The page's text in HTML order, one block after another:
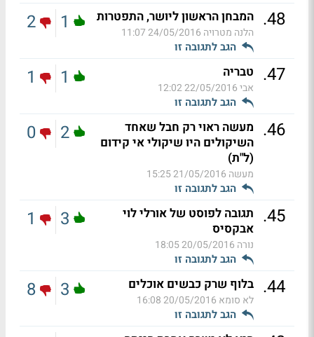
48
. המבחן הראשון ליושר, התפטרות
הלנה מטרויה 24/05/2016 11:07
הגב לתגובה זו
1
2
47
. טבריה
אבי22/05/2016 12:02
הגב לתגובה זו
1
1
46
. מעשה ראוי רק חבל שאחד
השיקולים היו שיקולי אי קידום
(ל"ת)
מעשה 21/05/2016 15:25
הגב לתגובה זו
2
0
45
.
תגובה לפוסט של אורלי לוי
אבקסיס
נורה 20/05/2016 18:05
הגב לתגובה זו
3
1
44
. בלוף שרק כבשים אוכלים
לא סומא 20/05/2016 16:08
הגב לתגובה זו
3
8